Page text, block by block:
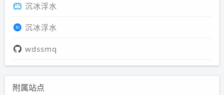
沉冰浮水
沉冰浮水
wdssmq
附属站点